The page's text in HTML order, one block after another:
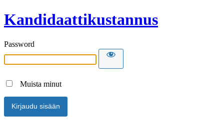
Kandidaattikustannus
Password
Muista minut